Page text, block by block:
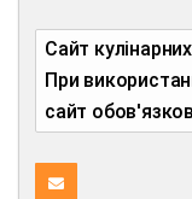
Сайт
При
сайт